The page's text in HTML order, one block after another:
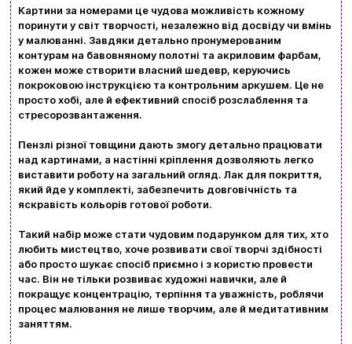
Картини за номерами це чудова можливість кожному
поринути у світ творчості, незалежно від досвіду чи вмінь
у малюванні. Завдяки детально пронумерованим
контурам на бавовняному полотні та акриловим фарбам,
кожен може створити власний шедевр, керуючись
покроковою інструкцією та контрольним аркушем. Це не
просто хобі, але й ефективний спосіб розслаблення та
стресорозвантаження.
Пензлі різної товщини дають змогу детально працювати
над картинами, а настінні кріплення дозволяють легко
виставити роботу на загальний огляд. Лак для покриття,
який йде у комплекті, забезпечить довговічність та
яскравість кольорів готової роботи.
Такий набір може стати чудовим подарунком для тих, хто
любить мистецтво, хоче розвивати свої творчі здібності
або просто шукає спосіб приємно і з користю провести
час. Він не тільки розвиває художні навички, але й
покращує концентрацію, терпіння та уважність, роблячи
процес малювання не лише творчим, але й медитативним
заняттям.
Вхід Реєстрація
Доставка та оплата
Новини та статті
Повернення та обмін товарів
Політика конфіденційності
Контакти
Ваш кошик зараз порожній
Перегляньте асортимент нашого магазину і ви
обовʼязково знайдете щось цікавеньке